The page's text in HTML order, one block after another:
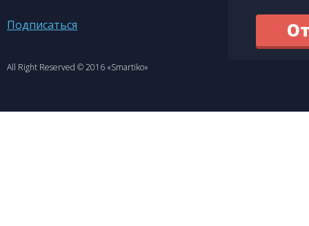
Подписаться
All Right Reserved © 2016 «Smartiko»